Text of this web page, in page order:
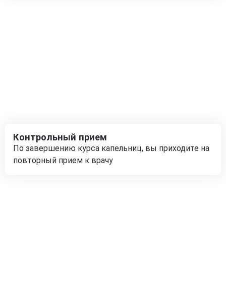
Контрольный прием
По завершению курса капельниц, вы приходите на
повторный прием к врачу